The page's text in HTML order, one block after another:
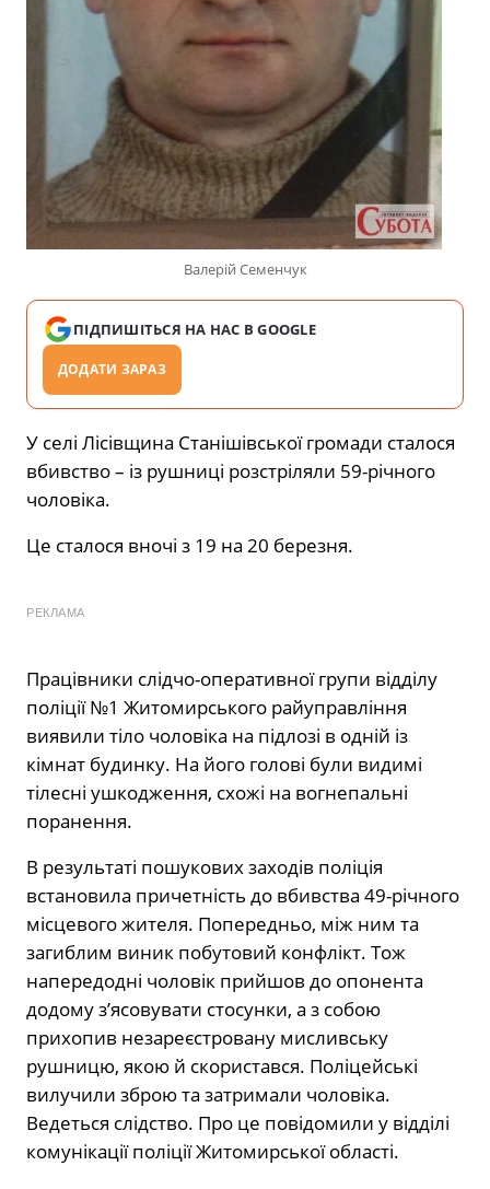
Валерій Семенчук
ПІДПИШІТЬСЯ НА НАС В GOOGLE
ДОДАТИ ЗАРАЗ
У селі Лісівщина Станішівської громади сталося
вбивство – із рушниці розстріляли 59-річного
чоловіка.
Це сталося вночі з 19 на 20 березня.
РЕКЛАМА
Працівники слідчо-оперативної групи відділу
поліції №1 Житомирського райуправління
виявили тіло чоловіка на підлозі в одній із
кімнат будинку. На його голові були видимі
тілесні ушкодження, схожі на вогнепальні
поранення.
В результаті пошукових заходів поліція
встановила причетність до вбивства 49-річного
місцевого жителя. Попередньо, між ним та
загиблим виник побутовий конфлікт. Тож
напередодні чоловік прийшов до опонента
додому з’ясовувати стосунки, а з собою
прихопив незареєстровану мисливську
рушницю, якою й скористався. Поліцейські
вилучили зброю та затримали чоловіка.
Ведеться слідство. Про це повідомили у відділі
комунікації поліції Житомирської області.